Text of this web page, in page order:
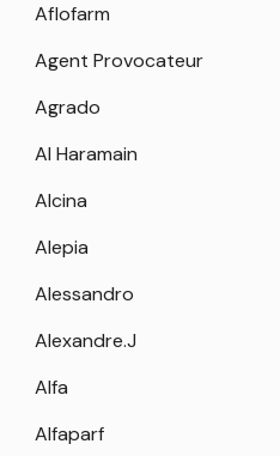
Aflofarm
Agent Provocateur
Agrado
Al Haramain
Alcina
Alepia
Alessandro
Alexandre.J
Alfa
Alfaparf